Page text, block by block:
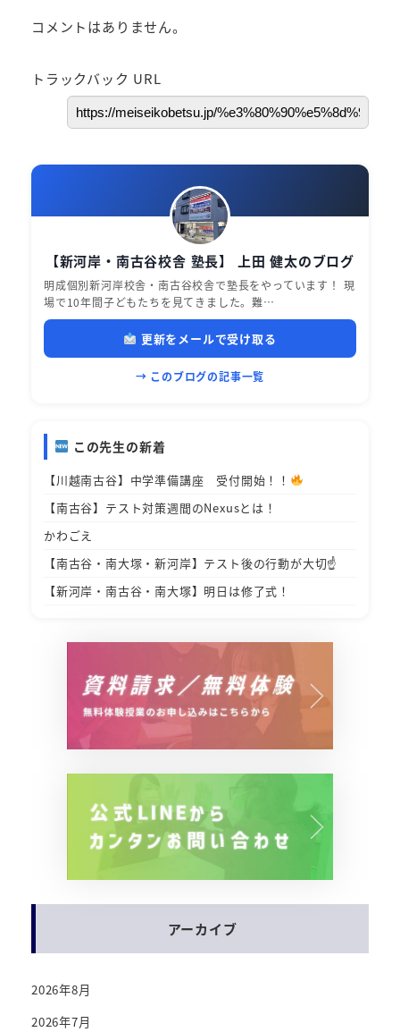
コメントはありません。
トラックバック URL
【新河岸・南古谷校舎 塾長】 上田 健太のブログ
明成個別新河岸校舎・南古谷校舎で塾長をやっています！ 現
場で10年間子どもたちを見てきました。難…
更新をメールで受け取る
→ このブログの記事一覧
この先生の新着
【川越南古谷】中学準備講座 受付開始！！
【南古谷】テスト対策週間のNexusとは！
かわごえ
【南古谷・南大塚・新河岸】テスト後の行動が大切☝️
【新河岸・南古谷・南大塚】明日は修了式！
アーカイブ
2026年8月
2026年7月